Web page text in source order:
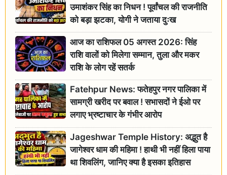
उमाशंकर सिंह का निधन ! पूर्वांचल की राजनीति
को बड़ा झटका, योगी ने जताया दुःख
आज का राशिफल 05 अगस्त 2026: सिंह
राशि वालों को मिलेगा सम्मान, तुला और मकर
राशि के लोग रहें सतर्क
Fatehpur News: फतेहपुर नगर पालिका में
सामग्री खरीद पर बवाल ! सभासदों ने ईओ पर
लगाए भ्रष्टाचार के गंभीर आरोप
Jageshwar Temple History: अद्भुत है
जागेश्वर धाम की महिमा ! हाथी भी नहीं हिला पाया
था शिवलिंग, जानिए क्या है इसका इतिहास